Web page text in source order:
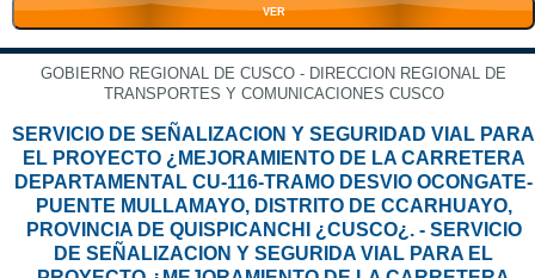
VER
GOBIERNO REGIONAL DE CUSCO - DIRECCION REGIONAL DE
TRANSPORTES Y COMUNICACIONES CUSCO
SERVICIO DE SEÑALIZACION Y SEGURIDAD VIAL PARA
EL PROYECTO ¿MEJORAMIENTO DE LA CARRETERA
DEPARTAMENTAL CU-116-TRAMO DESVIO OCONGATE-
PUENTE MULLAMAYO, DISTRITO DE CCARHUAYO,
PROVINCIA DE QUISPICANCHI ¿CUSCO¿. - SERVICIO
DE SEÑALIZACION Y SEGURIDA VIAL PARA EL